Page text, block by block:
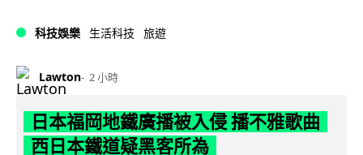
科技娛樂 生活科技 旅遊
Lawton 2 小時
日本福岡地鐵廣播被入侵 播不雅歌曲
西日本鐵道疑黑客所為